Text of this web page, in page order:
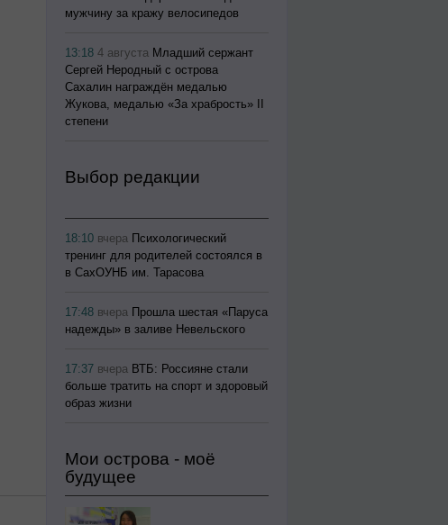
мужчину за кражу велосипедов
13:184 августа Младший сержант
Сергей Неродный с острова
Сахалин награждён медалью
Жукова, медалью «За храбрость» II
степени
Выбор редакции
18:10 вчера Психологический
тренинг для родителей состоялся в
в СахОУНБ им. Тарасова
17:48 вчера Прошла шестая «Паруса
надежды» в заливе Невельского
17:37 вчера ВТБ: Россияне стали
больше тратить на спорт и здоровый
образ жизни
Мои острова - моё
будущее